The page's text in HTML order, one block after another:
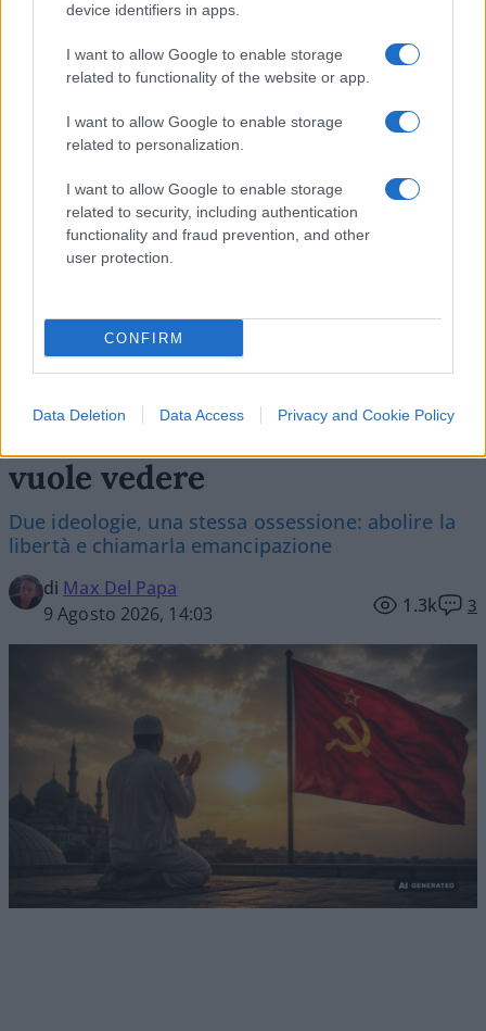
device identifiers in apps.
I want to allow Google to enable storage
related to functionality of the website or app.
I want to allow Google to enable storage
related to personalization.
I want to allow Google to enable storage
related to security, including authentication
functionality and fraud prevention, and other
user protection.
CONFIRM
Data Deletion Data Access Privacy and Cookie Policy
Vignetta del 07/08/2026
Vai all'archivio delle vignette
Islam e comunismo, l’alleanza
vuole vedere
Due ideologie, una stessa ossessione: abolire la
libertà e chiamarla emancipazione
di Max Del Papa
9 Agosto 2026, 14:03
1.3k 3